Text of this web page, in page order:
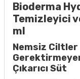
Bioderma
Temizleyici
ml
Nemsiz
Çıkarıcı Süt